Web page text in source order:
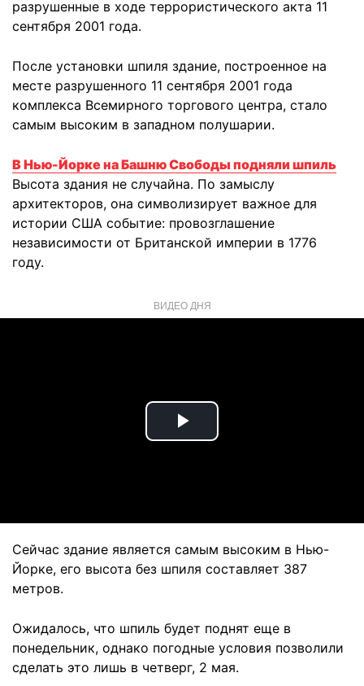
разрушенные в ходе террористического акта 11
сентября 2001 года.
После установки шпиля здание, построенное на
месте разрушенного 11 сентября 2001 года
комплекса Всемирного торгового центра, стало
самым высоким в западном полушарии.
В Нью-Йорке на Башню Свободы подняли шпиль
Высота здания не случайна. По замыслу
архитекторов, она символизирует важное для
истории США событие: провозглашение
независимости от Британской империи в 1776
году.
ВИДЕО ДНЯ
Play
Сейчас здание является самым высоким в Нью-
Йорке, его высота без шпиля составляет 387
метров.
Ожидалось, что шпиль будет поднят еще в
понедельник, однако погодные условия позволили
сделать это лишь в четверг, 2 мая.